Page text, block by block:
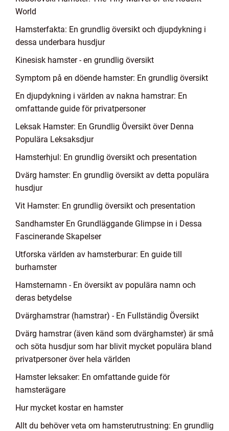
World
Hamsterfakta: En grundlig översikt och djupdykning i
dessa underbara husdjur
Kinesisk hamster - en grundlig översikt
Symptom på en döende hamster: En grundlig översikt
En djupdykning i världen av nakna hamstrar: En
omfattande guide för privatpersoner
Leksak Hamster: En Grundlig Översikt över Denna
Populära Leksaksdjur
Hamsterhjul: En grundlig översikt och presentation
Dvärg hamster: En grundlig översikt av detta populära
husdjur
Vit Hamster: En grundlig översikt och presentation
Sandhamster En Grundläggande Glimpse in i Dessa
Fascinerande Skapelser
Utforska världen av hamsterburar: En guide till
burhamster
Hamsternamn - En översikt av populära namn och
deras betydelse
Dvärghamstrar (hamstrar) - En Fullständig Översikt
Dvärg hamstrar (även känd som dvärghamster) är små
och söta husdjur som har blivit mycket populära bland
privatpersoner över hela världen
Hamster leksaker: En omfattande guide för
hamsterägare
Hur mycket kostar en hamster
Allt du behöver veta om hamsterutrustning: En grundlig